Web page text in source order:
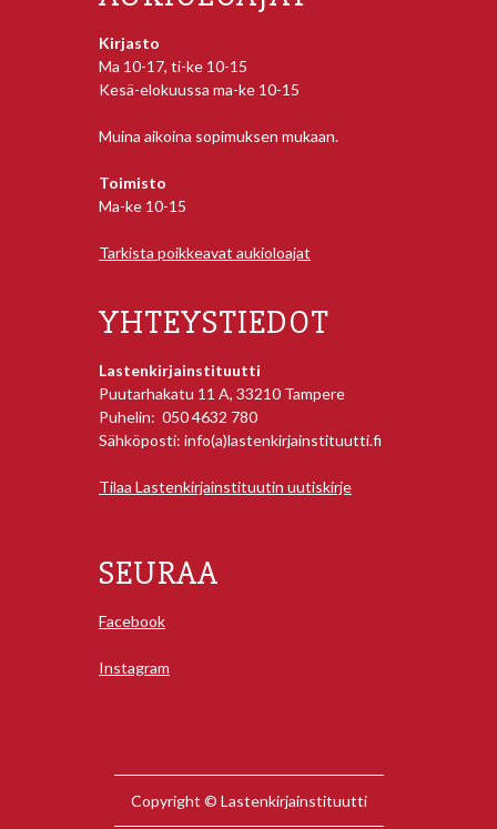
Kirjasto
Ma 10-17, ti-ke 10-15
Kesä-elokuussa ma-ke 10-15
Muina aikoina sopimuksen mukaan.
Toimisto
Ma-ke 10-15
Tarkista poikkeavat aukioloajat
YHTEYSTIEDOT
Lastenkirjainstituutti
Puutarhakatu 11 A, 33210 Tampere
Puhelin: 050 4632 780
Sähköposti: info(a)lastenkirjainstituutti.fi
Tilaa Lastenkirjainstituutin uutiskirje
SEURAA
Facebook
Instagram
Copyright © Lastenkirjainstituutti